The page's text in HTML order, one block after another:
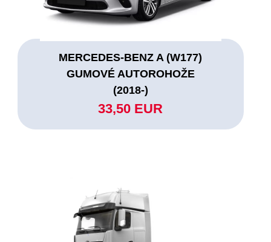
MERCEDES-BENZ A (W177)
GUMOVÉ AUTOROHOŽE
(2018-)
33,50 EUR